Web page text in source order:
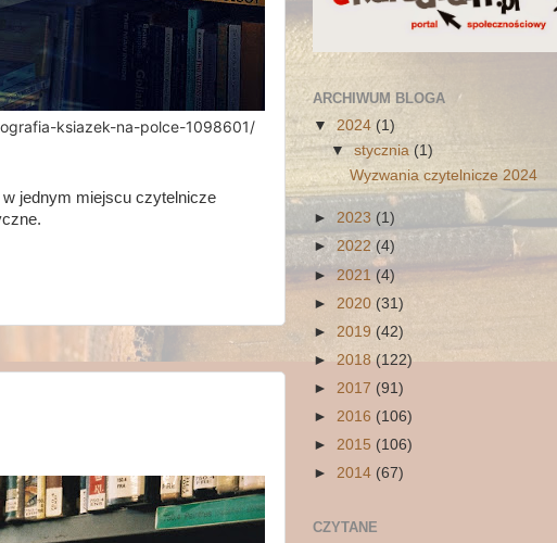
ksiazek-na-polce-1098601/
jednym miejscu czytelnicze
ARCHIWUM BLOGA
▼2024 (1)
▼stycznia (1)
Wyzwania czytelnicze 2024
► 2023 (1)
► 2022 (4)
► 2021(4)
► 2020 (31)
► 2019 (42)
► 2018 (122)
► 2017 (91)
► 2016 (106)
► 2015 (106)
► 2014 (67)
CZYTANE